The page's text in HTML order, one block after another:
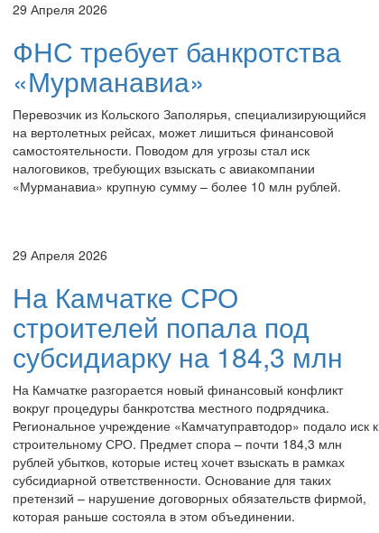
29 Апреля 2026
ФНС требует банкротства
«Мурманавиа»
Перевозчик из Кольского Заполярья, специализирующийся
на вертолетных рейсах, может лишиться финансовой
самостоятельности. Поводом для угрозы стал иск
налоговиков, требующих взыскать с авиакомпании
«Мурманавиа» крупную сумму – более 10 млн рублей.
29 Апреля 2026
На Камчатке СРО
строителей попала под
субсидиарку на 184,3 млн
На Камчатке разгорается новый финансовый конфликт
вокруг процедуры банкротства местного подрядчика.
Региональное учреждение «Камчатуправтодор» подало иск к
строительному СРО. Предмет спора – почти 184,3 млн
рублей убытков, которые истец хочет взыскать в рамках
субсидиарной ответственности. Основание для таких
претензий – нарушение договорных обязательств фирмой,
которая раньше состояла в этом объединении.